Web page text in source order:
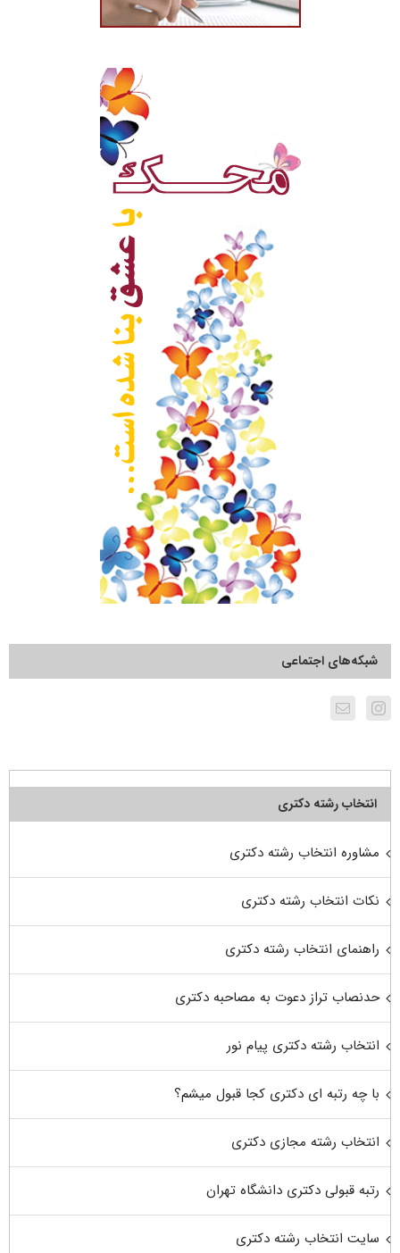
شبکه‌های اجتماعی
انتخاب رشته دکتری
مشاوره انتخاب رشته دکتری
نکات انتخاب رشته دکتری
راهنمای انتخاب رشته دکتری
حدنصاب تراز دعوت به مصاحبه دکتری
انتخاب رشته دکتری پیام نور
با چه رتبه ای دکتری کجا قبول میشم؟
انتخاب رشته مجازی دکتری
رتبه قبولی دکتری دانشگاه تهران
سایت انتخاب رشته دکتری